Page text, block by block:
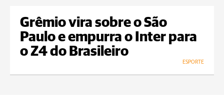
Grêmio vira sobre o São
Paulo e empurra o Inter para
o Z4 do Brasileiro
ESPORTE